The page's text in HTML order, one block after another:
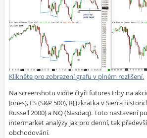
Klikněte pro zobrazení grafu v plném rozlišení.
Na screenshotu vidíte čtyři futures trhy na
Jones), ES (S&P 500), RJ (zkratka v Sierra
Russell 2000) a NQ (Nasdaq). Toto nastavení
intermarket analýzy jak pro denní, tak
obchodování.